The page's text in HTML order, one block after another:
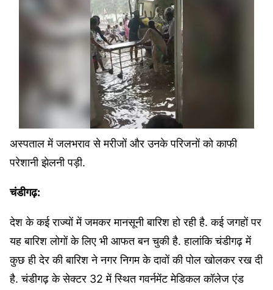
अस्‍पताल में जलभराव से मरीजों और उनके परिजनों को काफी
परेशानी झेलनी पड़ी.
चंडीगढ़:
देश के कई राज्‍यों में जमकर मानसूनी बारिश हो रही है. कई जगहों पर
यह बारिश लोगों के लिए भी आफत बन चुकी है. हालांकि चंडीगढ़ में
कुछ ही देर की बारिश ने नगर निगम के दावों की पोल खोलकर रख दी
है. चंडीगढ़ के सेक्टर 32 में स्थित गवर्नमेंट मेडिकल कॉलेज एंड